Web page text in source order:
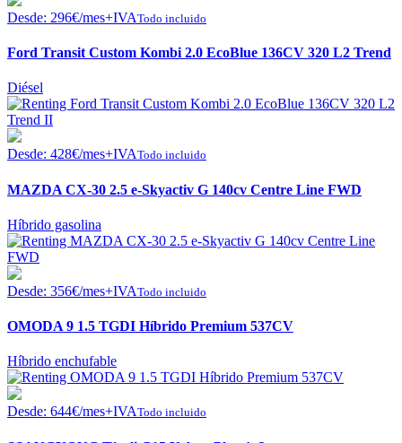
Desde: 296€/mes+IVATodo incluido
Ford Transit Custom Kombi 2.0 EcoBlue 136CV 320 L2 Trend
Diésel
Desde: 428€/mes+IVATodo incluido
MAZDA CX-30 2.5 e-Skyactiv G 140cv Centre Line FWD
Híbrido gasolina
Desde: 356€/mes+IVATodo incluido
OMODA 9 1.5 TGDI Híbrido Premium 537CV
Híbrido enchufable
Desde: 644€/mes+IVATodo incluido